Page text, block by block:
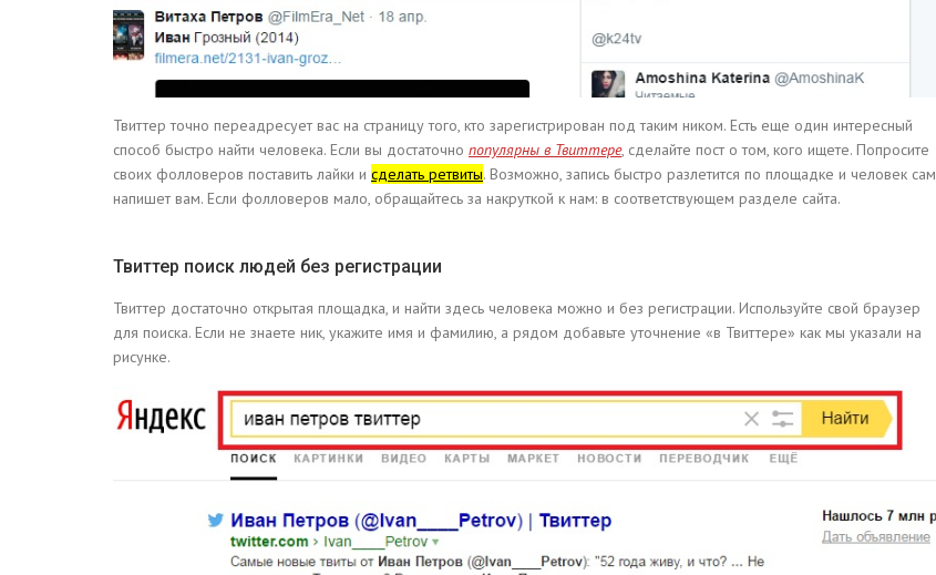
Твиттер точно переадресует вас на страницу того, кто зарегистрирован под таким ником. Есть еще один интересный
способ быстро найти человека. Если вы достаточно популярны в Твиттере, сделайте пост о том, кого ищете. Попросите
своих фолловеров поставить лайки и сделать ретвиты. Возможно, запись быстро разлетится по площадке и человек сам
напишет вам. Если фолловеров мало, обращайтесь за накруткой к нам: в соответствующем разделе сайта.
Твиттер поиск людей без регистрации
Твиттер достаточно открытая площадка, и найти здесь человека можно и без регистрации. Используйте свой браузер
для поиска. Если не знаете ник, укажите имя и фамилию, а рядом добавьте уточнение «в Твиттере» как мы указали на
рисунке.